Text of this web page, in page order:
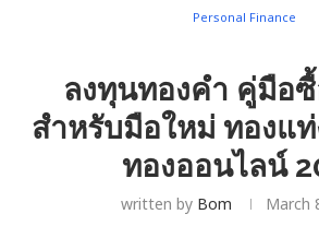
Personal Finance
ลงทุนทองคำ คู่มือ
สำหรับมือใหม่ ทองแท่
ทองออนไลน์
written by Bom March